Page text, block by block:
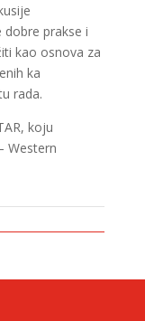
prakse i
kao osnova za
ka
rada.
koju
Western